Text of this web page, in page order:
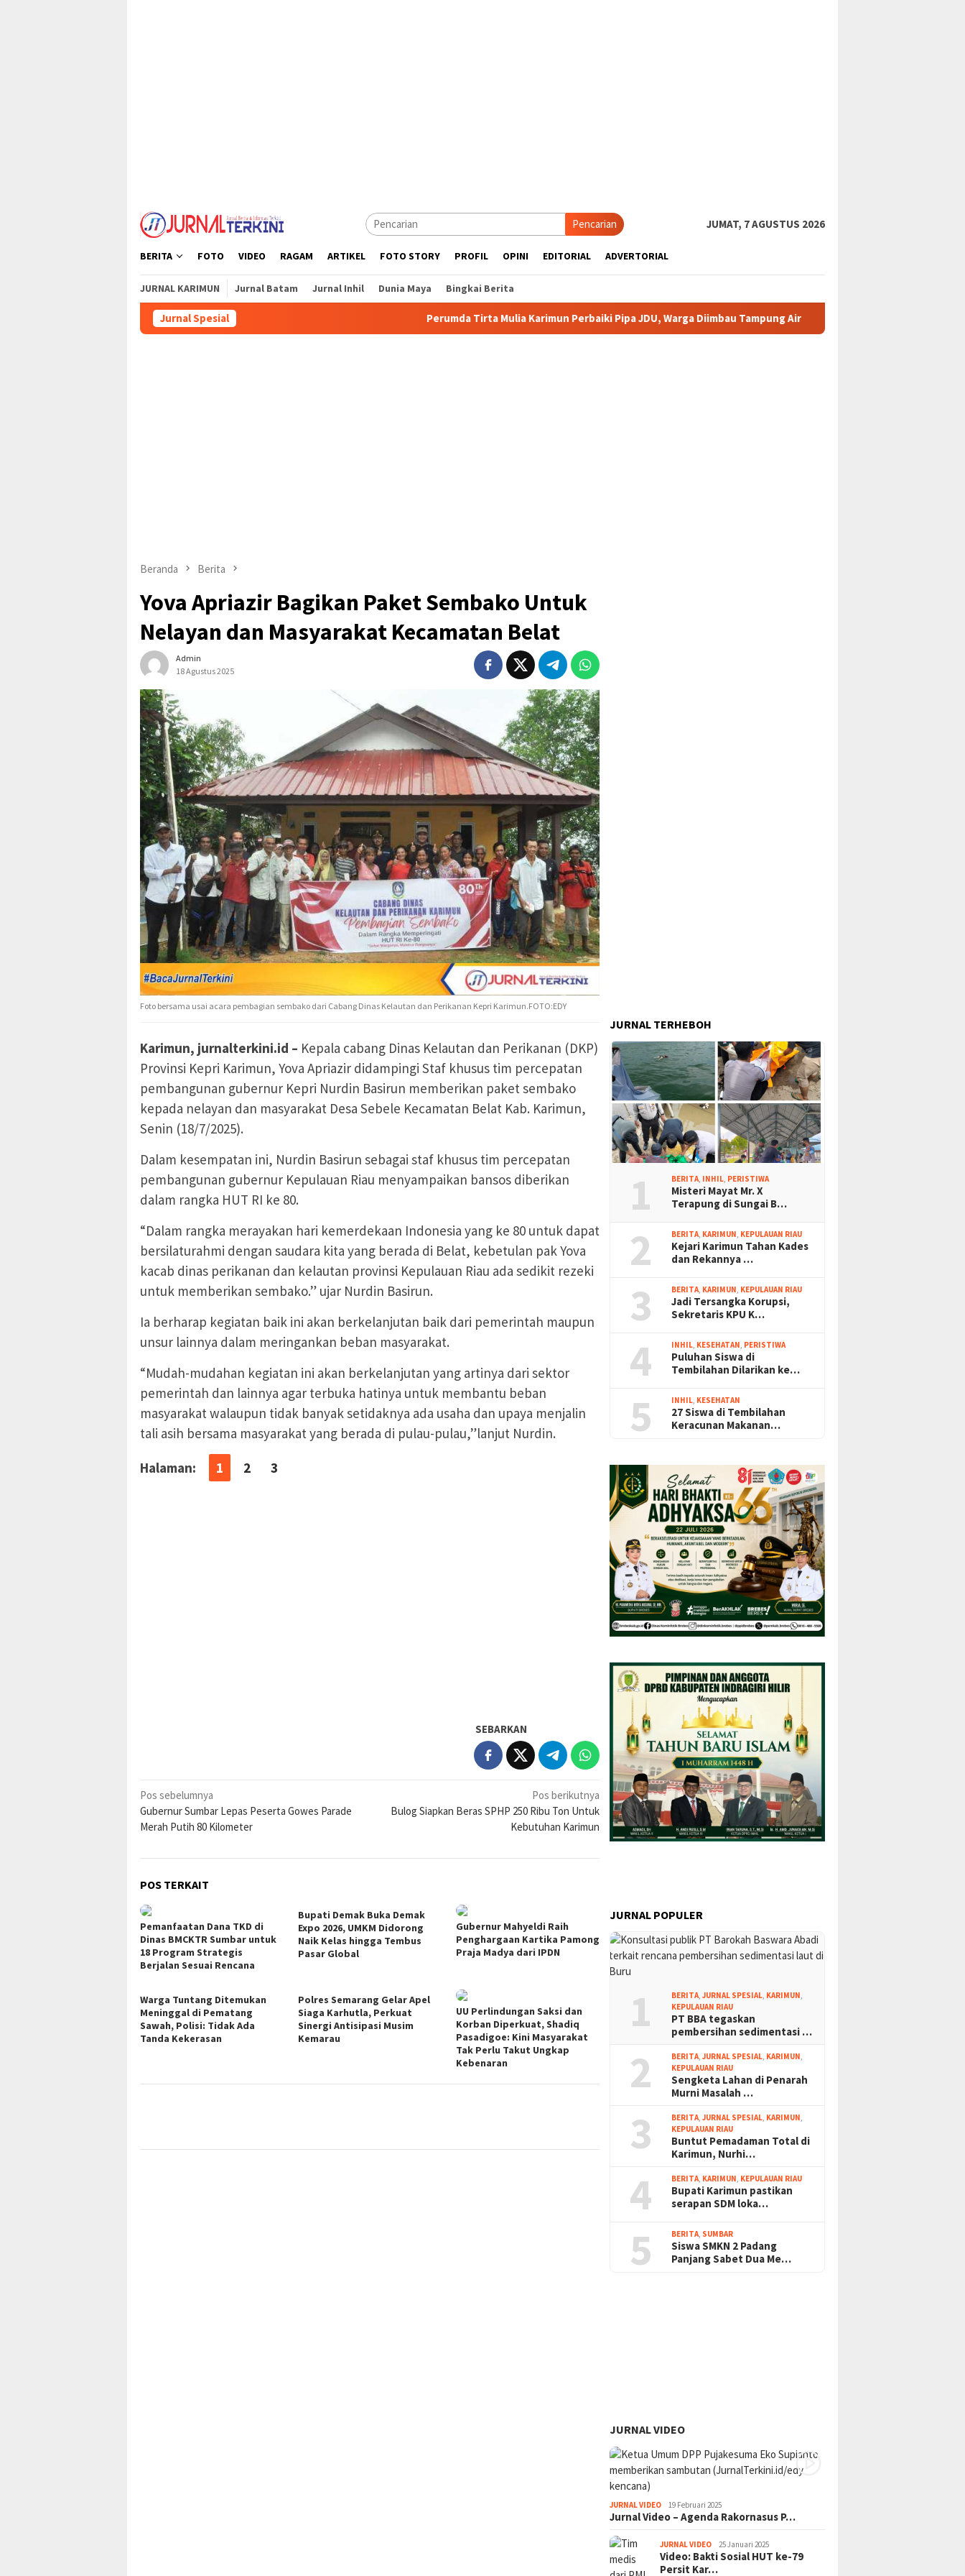
Pencarian JUMAT, 7 AGUSTUS 2026
BERITA FOTO VIDEO RAGAM ARTIKEL FOTO STORY PROFIL OPINI EDITORIAL ADVERTORIAL
JURNAL KARIMUN Jurnal Batam Jurnal Inhil Dunia Maya Bingkai Berita
Jurnal Spesial Perumda Tirta Mulia Karimun Perbaiki Pipa JDU, Warga Diimbau Tampung Air Pemkab Karimun minta warga tidak
Beranda Berita
Yova Apriazir Bagikan Paket Sembako Untuk
Nelayan dan Masyarakat Kecamatan Belat
Admin
18 Agustus 2025
Foto bersama usai acara pembagian sembako dari Cabang Dinas Kelautan dan Perikanan Kepri Karimun.FOTO:EDY
Karimun, jurnalterkini.id – Kepala cabang Dinas Kelautan dan Perikanan (DKP)
Provinsi Kepri Karimun, Yova Apriazir didampingi Staf khusus tim percepatan
pembangunan gubernur Kepri Nurdin Basirun memberikan paket sembako
kepada nelayan dan masyarakat Desa Sebele Kecamatan Belat Kab. Karimun,
Senin (18/7/2025).
Dalam kesempatan ini, Nurdin Basirun sebagai staf khusus tim percepatan
pembangunan gubernur Kepulauan Riau menyampaikan bansos diberikan
dalam rangka HUT RI ke 80.
“Dalam rangka merayakan hari kemerdekaan Indonesia yang ke 80 untuk dapat
bersilaturahmi dengan saudara kita yang berada di Belat, kebetulan pak Yova
kacab dinas perikanan dan kelautan provinsi Kepulauan Riau ada sedikit rezeki
untuk memberikan sembako.” ujar Nurdin Basirun.
Ia berharap kegiatan baik ini akan berkelanjutan baik dari pemerintah maupun
unsur lainnya dalam meringankan beban masyarakat.
“Mudah-mudahan kegiatan ini akan berkelanjutan yang artinya dari sektor
pemerintah dan lainnya agar terbuka hatinya untuk membantu beban
masyarakat walaupun tidak banyak setidaknya ada usaha dan upaya menjalin
tali asih bersama masyarakat yang berada di pulau-pulau,”lanjut Nurdin.
Halaman:
1 2 3
SEBARKAN
Navigasi
pos
Pos sebelumnya
Gubernur Sumbar Lepas Peserta Gowes Parade
Merah Putih 80 Kilometer
Pos berikutnya
Bulog Siapkan Beras SPHP 250 Ribu Ton Untuk
Kebutuhan Karimun
POS TERKAIT
Pemanfaatan Dana TKD di
Dinas BMCKTR Sumbar untuk
18 Program Strategis
Berjalan Sesuai Rencana
Bupati Demak Buka Demak
Expo 2026, UMKM Didorong
Naik Kelas hingga Tembus
Pasar Global
Gubernur Mahyeldi Raih
Penghargaan Kartika Pamong
Praja Madya dari IPDN
Warga Tuntang Ditemukan
Meninggal di Pematang
Sawah, Polisi: Tidak Ada
Tanda Kekerasan
Polres Semarang Gelar Apel
Siaga Karhutla, Perkuat
Sinergi Antisipasi Musim
Kemarau
UU Perlindungan Saksi dan
Korban Diperkuat, Shadiq
Pasadigoe: Kini Masyarakat
Tak Perlu Takut Ungkap
Kebenaran
JURNAL TERHEBOH
1 BERITA INHIL PERISTIWA
Misteri Mayat Mr. X
Terapung di Sungai B…
2 BERITA KARIMUN KEPULAUAN RIAU
Kejari Karimun Tahan Kades
dan Rekannya …
3 BERITA KARIMUN KEPULAUAN RIAU
Jadi Tersangka Korupsi,
Sekretaris KPU K…
4 INHIL KESEHATAN PERISTIWA
Puluhan Siswa di
Tembilahan Dilarikan ke…
5 INHIL KESEHATAN
27 Siswa di Tembilahan
Keracunan Makanan…
JURNAL POPULER
1 BERITA,JURNAL SPESIAL, KARIMUN,
KEPULAUAN RIAU
PT BBA tegaskan
pembersihan sedimentasi …
2 BERITA,JURNAL SPESIAL, KARIMUN,
KEPULAUAN RIAU
Sengketa Lahan di Penarah
Murni Masalah …
3 BERITA,JURNAL SPESIAL, KARIMUN,
KEPULAUAN RIAU
Buntut Pemadaman Total di
Karimun, Nurhi…
4 BERITA, KARIMUN, KEPULAUAN RIAU
Bupati Karimun pastikan
serapan SDM loka…
5 BERITA, SUMBAR
Siswa SMKN 2 Padang
Panjang Sabet Dua Me…
JURNAL VIDEO
JURNAL VIDEO 19 Februari 2025
Jurnal Video – Agenda Rakornasus P…
JURNAL VIDEO 25 Januari 2025
Video: Bakti Sosial HUT ke-79
Persit Kar…